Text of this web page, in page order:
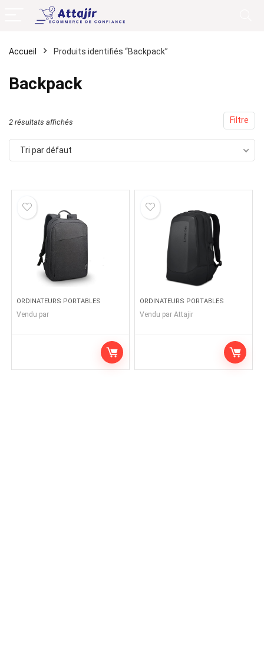
Accueil Produits identifiés “Backpack”
Backpack
Filtre
2 résultats affichés
Tri par défaut
ORDINATEURS PORTABLES
Vendu par
ORDINATEURS PORTABLES
Vendu par Attajir